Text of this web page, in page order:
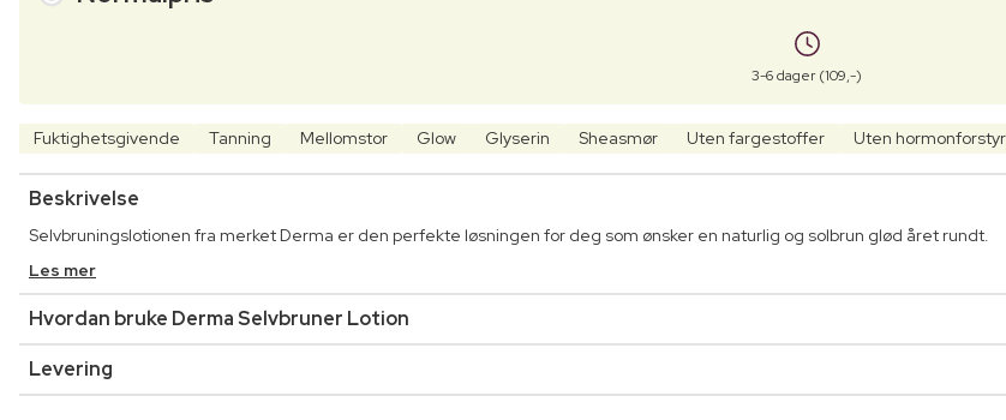
3-6 dager (109,-)
Fuktighetsgivende Tanning Mellomstor Glow Glyserin Sheasmør Uten fargestoffer Uten
Beskrivelse
Selvbruningslotionen fra merket Derma er den perfekte løsningen for deg som ønsker en naturlig og solbrun glød året rundt.
Les mer
Hvordan bruke Derma Selvbruner Lotion
Levering